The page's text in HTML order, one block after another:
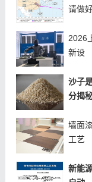
请做
2026
新设
沙子
分揭
墙面
工艺
新能